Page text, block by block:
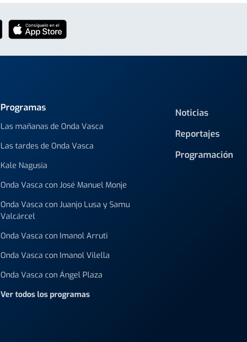
Programas
Las mañanas de Onda Vasca
Las tardes de Onda Vasca
Kale Nagusia
Onda Vasca con José Manuel Monje
Onda Vasca con Juanjo Lusa y Samu
Valcárcel
Onda Vasca con Imanol Arruti
Onda Vasca con Imanol Vilella
Onda Vasca con Ángel Plaza
Ver todos los programas
Noticias
Reportajes
Programación